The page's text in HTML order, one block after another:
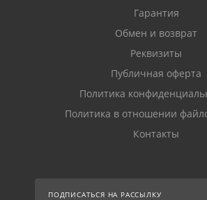
Гарантия
Обмен и возврат
Реквизиты
Публичная оферта
Политика
Политика в отношении
Контакты
ПОДПИСАТЬСЯ НА РАССЫЛКУ